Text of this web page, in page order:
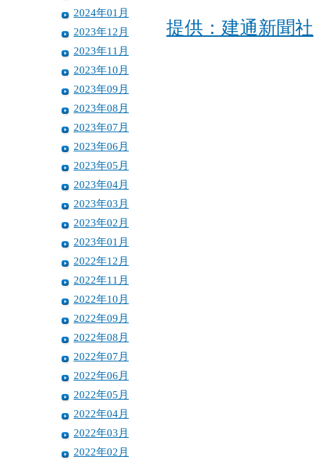
2024年01月
2023年12月
2023年11月
2023年10月
2023年09月
2023年08月
2023年07月
2023年06月
2023年05月
2023年04月
2023年03月
2023年02月
2023年01月
2022年12月
2022年11月
2022年10月
2022年09月
2022年08月
2022年07月
2022年06月
2022年05月
2022年04月
2022年03月
2022年02月
提供：建通新聞社